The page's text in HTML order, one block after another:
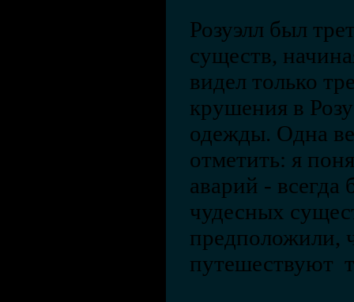
Розуэлл был
существ,
видел только
крушения в
одежды. Одна
отметить: я
аварий - всегда
чудесных
предположили,
путешествуют